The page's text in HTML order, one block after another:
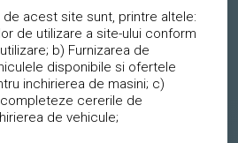
acest site sunt, printre altele:
de utilizare a site-ului conform
b) Furnizarea de
disponibile si ofertele
inchirierea de masini; c)
cererile de
de vehicule;